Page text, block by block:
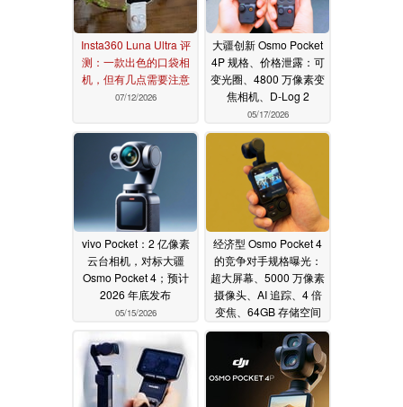
Insta360 Luna Ultra 评
测：一款出色的口袋相
机，但有几点需要注意
07/12/2026
大疆创新 Osmo Pocket
4P 规格、价格泄露：可
变光圈、4800 万像素变
焦相机、D-Log 2
05/17/2026
vivo Pocket：2 亿像素
云台相机，对标大疆
Osmo Pocket 4；预计
2026 年底发布
05/15/2026
经济型 Osmo Pocket 4
的竞争对手规格曝光：
超大屏幕、5000 万像素
摄像头、AI 追踪、4 倍
变焦、64GB 存储空间
05/13/2026